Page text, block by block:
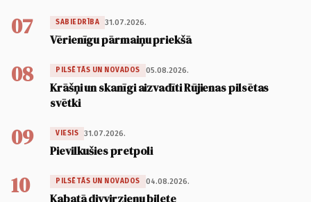
07 SABIEDRĪBA 31.07.2026.
Vērienīgu pārmaiņu priekšā
08 PILSĒTĀS UN NOVADOS 05.08.2026.
Krāšņi un skanīgi aizvadīti Rūjienas pilsētas
svētki
09 VIESIS 31.07.2026.
Pievilkušies pretpoli
10 PILSĒTĀS UN NOVADOS 04.08.2026.
Kabatā divvirzienu biļete